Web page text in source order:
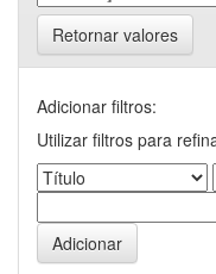
Retornar valores
Adicionar filtros:
Utilizar filtros para